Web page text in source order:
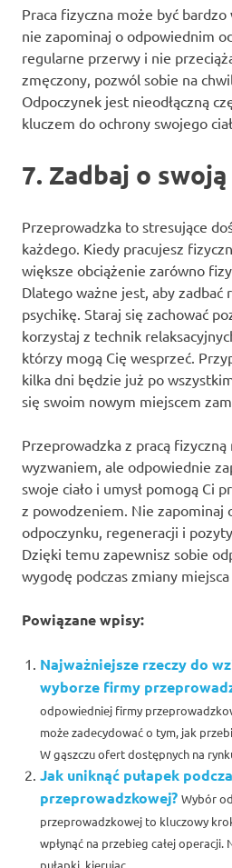
Praca fizyczna może być
nie zapominaj o odpowiednim
regularne przerwy i nie
zmęczony, pozwól sobie na
Odpoczynek jest nieodłączną
kluczem do ochrony swojego
7. Zadbaj o
Przeprowadzka to stresujące
każdego. Kiedy pracujesz
większe obciążenie zarówno
Dlatego ważne jest, aby zadbać
psychikę. Staraj się zachować
korzystaj z technik
którzy mogą Cię wesprzeć.
kilka dni będzie już po
się swoim nowym miejscem
Przeprowadzka z pracą
wyzwaniem, ale odpowiednie
swoje ciało i umysł pomogą Ci
z powodzeniem. Nie zapominaj
odpoczynku, regeneracji i
Dzięki temu zapewnisz sobie
wygodę podczas zmiany miejsca
Powiązane wpisy:
Najważniejsze rzeczy do
wyborze firmy
odpowiedniej firmy
może zadecydować o tym, jak
W gąszczu ofert dostępnych na
Jak uniknąć pułapek
przeprowadzkowej? Wybór
przeprowadzkowej to kluczowy
wpłynąć na przebieg całej
pułapki, kierując...